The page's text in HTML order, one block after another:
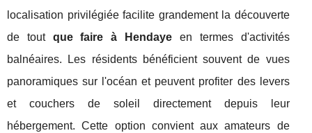
localisation privilégiée facilite grandement la découverte
de tout que faire à Hendaye en termes d'activités
balnéaires. Les résidents bénéficient souvent de vues
panoramiques sur l'océan et peuvent profiter des levers
et couchers de soleil directement depuis leur
hébergement. Cette option convient aux amateurs de